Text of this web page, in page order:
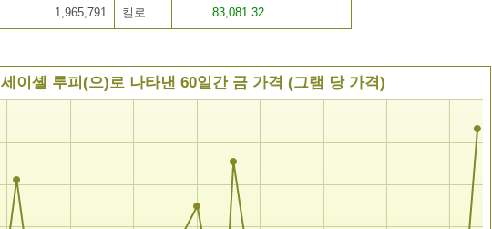
1,965,791 킬로 83,081.32
세이셸 루피(으)로 나타낸 60일간 금 가격 (그램 당 가격)